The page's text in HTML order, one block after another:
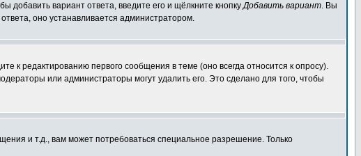
добавить вариант ответа, введите его и щёлкните кнопкуДобавить вариант. Вы
оно устанавливается администратором.
к редактированию первого сообщения в теме (оно всегда относится к опросу).
или администраторы могут удалить его. Это сделано для того, чтобы
и т.д., вам может потребоваться специальное разрешение. Только